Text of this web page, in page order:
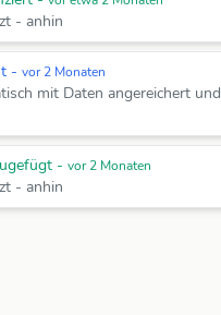
- anhin
- vor 2 Monaten
mit Daten angereichert und
- vor 2 Monaten
- anhin